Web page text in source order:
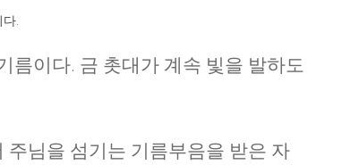
.
름이다. 금 촛대가 계속 빛을 발하도
주님을 섬기는 기름부음을 받은 자